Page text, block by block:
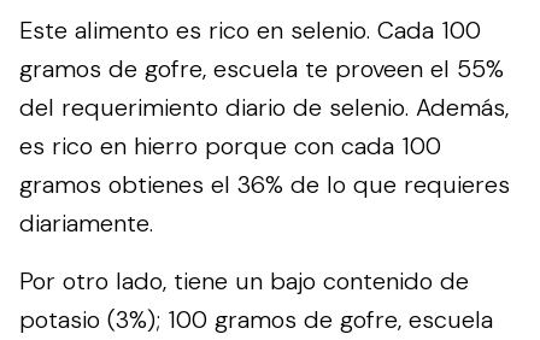
Este alimento es rico en selenio. Cada 100
gramos de gofre, escuela te proveen el 55%
del requerimiento diario de selenio. Además,
es rico en hierro porque con cada 100
gramos obtienes el 36% de lo que requieres
diariamente.
Por otro lado, tiene un bajo contenido de
potasio (3%); 100 gramos de gofre, escuela